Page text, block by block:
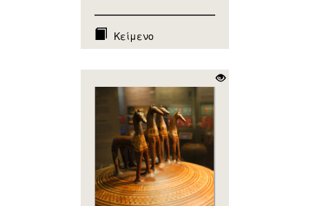
Κείμενο